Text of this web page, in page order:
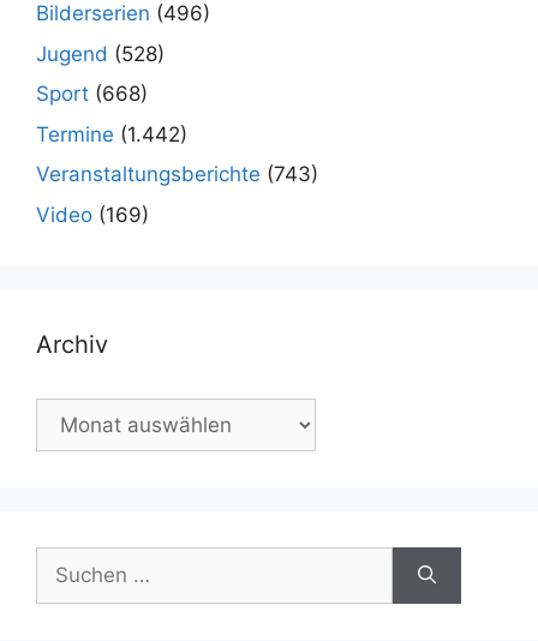
Bilderserien (496)
Jugend (528)
Sport (668)
Termine (1.442)
Veranstaltungsberichte (743)
Video (169)
Archiv
Archiv
nach: